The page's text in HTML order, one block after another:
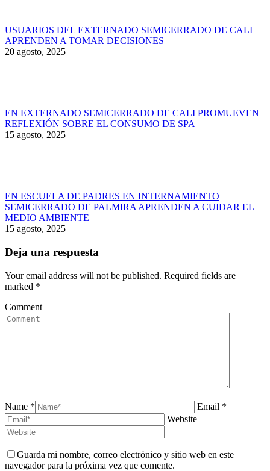
USUARIOS DEL EXTERNADO SEMICERRADO DE CALI
APRENDEN A TOMAR DECISIONES
20 agosto, 2025
EN EXTERNADO SEMICERRADO DE CALI PROMUEVEN
REFLEXIÓN SOBRE EL CONSUMO DE SPA
15 agosto, 2025
EN ESCUELA DE PADRES EN INTERNAMIENTO
SEMICERRADO DE PALMIRA APRENDEN A CUIDAR EL
MEDIO AMBIENTE
15 agosto, 2025
Deja una respuesta
Your email address will not be published. Required fields are
marked *
Comment
Name *
Email *
Website
Guarda mi nombre, correo electrónico y sitio web en este
navegador para la próxima vez que comente.